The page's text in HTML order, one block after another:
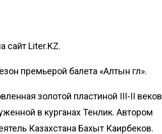
сайт Liter.KZ.
премьерой балета «Алтын гүл».
золотой пластиной III-II веков
в курганах Тенлик. Автором
Казахстана Бахыт Каирбеков.